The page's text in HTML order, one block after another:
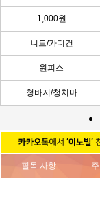
1,000원
니트/가디건
원피스
청바지/청치마
필독 사항